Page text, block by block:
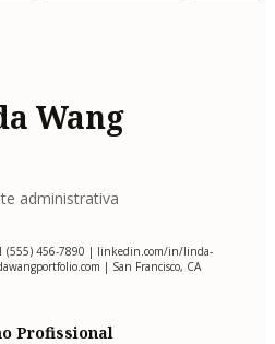
Wang
administrativa
(555) 456-7890 | linkedin.com/in/linda-
| San Francisco, CA
Profissional